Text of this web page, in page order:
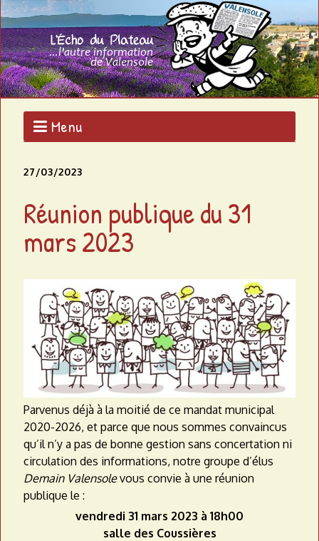
Aller
au
contenu
principal
L
'
É
c
h
d
u
p
a
u
L'AUTRE
INFORMATION
DE
VALENSOLE
Menu
27/03/2023
Réunion publique du 31
mars 2023
Parvenus déjà à la moitié de ce mandat municipal
2020-2026, et parce que nous sommes convaincus
qu’il n’y a pas de bonne gestion sans concertation ni
circulation des informations, notre groupe d’élus
Demain Valensolevous convie à une réunion
publique le :
vendredi 31 mars 2023 à 18h00
salle des Coussières